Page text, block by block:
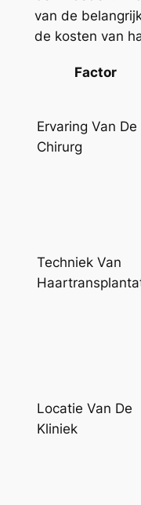
van de
de kosten van
Factor
Ervaring Van De
Chirurg
Techniek Van
Locatie Van De
Kliniek